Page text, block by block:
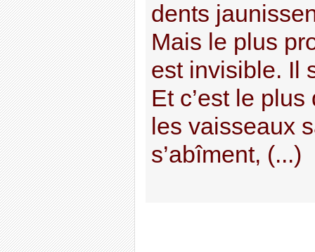
dents
Mais le plus
est invisible. Il
Et c’est le
les vaisseaux
s’abîment, (...)